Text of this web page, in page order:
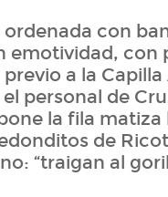
con
emotividad, con
a la
personal de
la fila matiza
de
“traigan al